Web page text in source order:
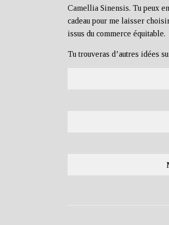
Camellia Sinensis. Tu peux
cadeau pour me laisser
issus du commerce équitable.
Tu trouveras d’autres idées